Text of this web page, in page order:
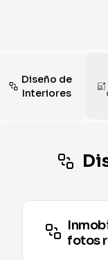
Diseño de
Interiores
fotos